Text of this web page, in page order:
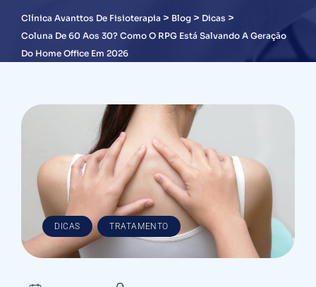
Clínica Avanttos De Fisioterapia > Blog > Dicas >
Coluna De 60 Aos 30? Como O RPG Está Salvando A Geração
Do Home Office Em 2026
DICAS , TRATAMENTO